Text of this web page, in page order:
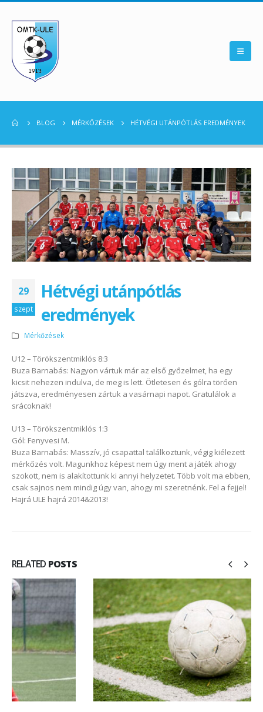
BLOG MÉRKŐZÉSEK HÉTVÉGI UTÁNPÓTLÁS EREDMÉNYEK
29
szept
Hétvégi utánpótlás
eredmények
Mérkőzések
U12 – Törökszentmiklós 8:3
Buza Barnabás: Nagyon vártuk már az első győzelmet, ha egy
kicsit nehezen indulva, de meg is lett. Ötletesen és gólra törően
játszva, eredményesen zártuk a vasárnapi napot. Gratulálok a
srácoknak!
U13 – Törökszentmiklós 1:3
Gól: Fenyvesi M.
Buza Barnabás: Masszív, jó csapattal találkoztunk, végig kiélezett
mérkőzés volt. Magunkhoz képest nem úgy ment a játék ahogy
szokott, nem is alakítottunk ki annyi helyzetet. Több volt ma ebben,
csak sajnos nem mindig úgy van, ahogy mi szeretnénk. Fel a fejjel!
Hajrá ULE hajrá 2014&2013!
RELATED POSTS